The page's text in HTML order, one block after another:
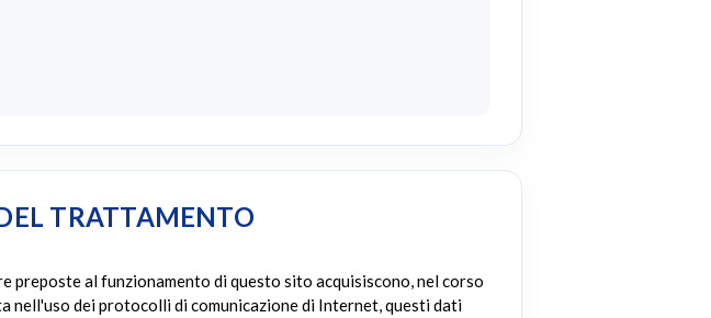
TRATTAMENTO
al funzionamento di questo sito acquisiscono, nel corso
nell'uso dei protocolli di comunicazione di Internet, questi dati